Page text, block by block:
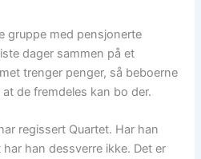
gruppe med pensjonerte
dager sammen på et
trenger penger, så beboerne
de fremdeles kan bo der.
regissert Quartet. Har han
han dessverre ikke. Det er